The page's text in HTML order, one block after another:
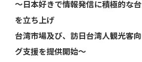
～日本好きで情報発信に積極的な
を立ち上げ
台湾市場及び、訪日台湾人観光客
グ支援を提供開始～